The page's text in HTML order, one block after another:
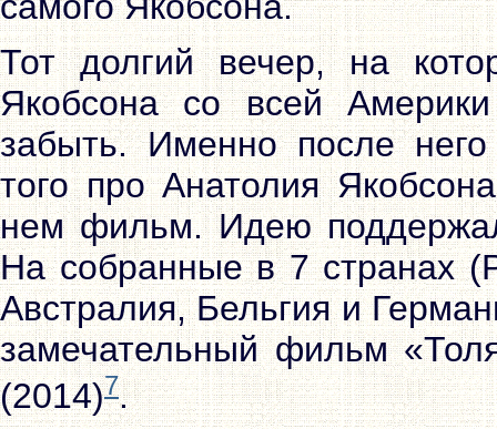
Тот долгий вечер, на
Якобсона со всей
забыть. Именно после
того про Анатолия
нем фильм. Идею
На собранные в 7 странах
Австралия, Бельгия и
замечательный фильм
(2014)7.